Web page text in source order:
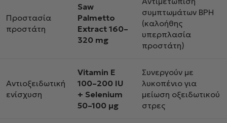
Προστασία
προστάτη
Saw
Palmetto
Extract 160–
320 mg
συμπτωμάτων BPH
(καλοήθης
υπερπλασία
προστάτη)
Αντιοξειδωτική
ενίσχυση
Vitamin E
100–200 IU
+ Selenium
50–100 μg
Συνεργούν με
λυκοπένιο για
μείωση οξειδωτικού
στρες